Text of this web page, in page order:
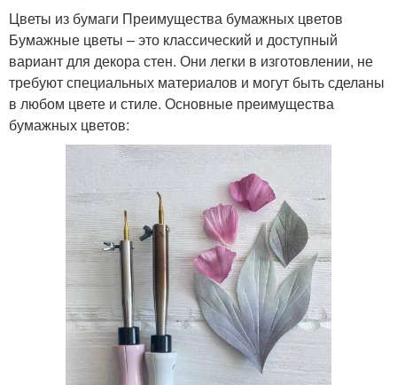
Цветы из бумаги Преимущества бумажных цветов
Бумажные цветы – это классический и доступный
вариант для декора стен. Они легки в изготовлении, не
требуют специальных материалов и могут быть сделаны
в любом цвете и стиле. Основные преимущества
бумажных цветов: